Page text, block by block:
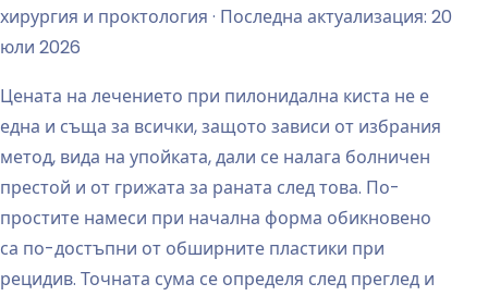
хирургия и проктология · Последна актуализация: 20
юли 2026
Цената на лечението при пилонидална киста не е
една и съща за всички, защото зависи от избрания
метод, вида на упойката, дали се налага болничен
престой и от грижата за раната след това. По-
простите намеси при начална форма обикновено
са по-достъпни от обширните пластики при
рецидив. Точната сума се определя след преглед и